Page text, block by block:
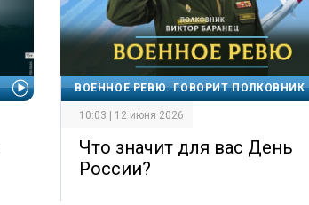
ВОЕННОЕ РЕВЮ. ГОВОРИТ ПОЛКОВНИК
10:03 | 12 июня 2026
Что значит для вас День
России?